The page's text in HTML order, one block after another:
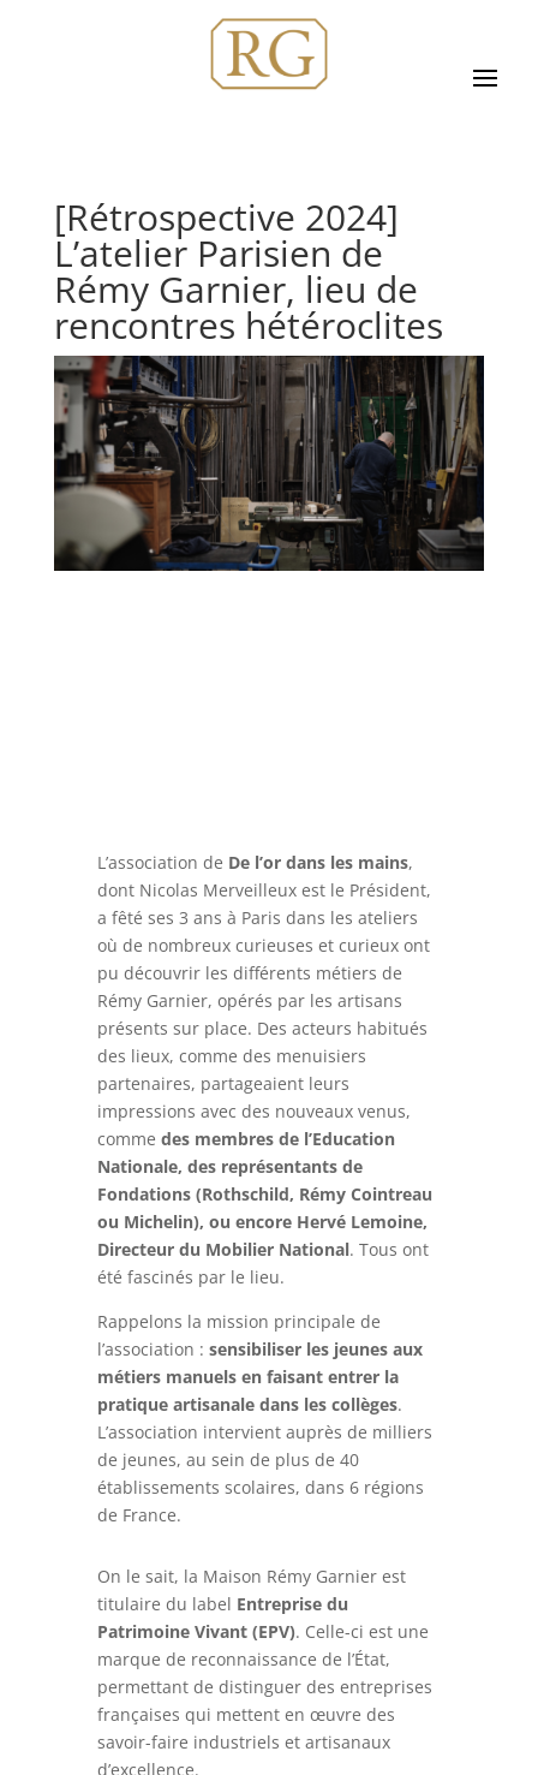
[Rétrospective 2024]
L’atelier Parisien de
Rémy Garnier, lieu de
rencontres hétéroclites
L’association de De l’or dans les mains,
dont Nicolas Merveilleux est le Président,
a fêté ses 3 ans à Paris dans les ateliers
où de nombreux curieuses et curieux ont
pu découvrir les différents métiers de
Rémy Garnier, opérés par les artisans
présents sur place. Des acteurs habitués
des lieux, comme des menuisiers
partenaires, partageaient leurs
impressions avec des nouveaux venus,
comme des membres de l’Education
Nationale, des représentants de
Fondations (Rothschild, Rémy Cointreau
ou Michelin), ou encore Hervé Lemoine,
Directeur du Mobilier National. Tous ont
été fascinés par le lieu.
Rappelons la mission principale de
l’association : sensibiliser les jeunes aux
métiers manuels en faisant entrer la
pratique artisanale dans les collèges.
L’association intervient auprès de milliers
de jeunes, au sein de plus de 40
établissements scolaires, dans 6 régions
de France.
On le sait, la Maison Rémy Garnier est
titulaire du label Entreprise du
Patrimoine Vivant (EPV). Celle-ci est une
marque de reconnaissance de l’État,
permettant de distinguer des entreprises
françaises qui mettent en œuvre des
savoir-faire industriels et artisanaux
d’excellence.